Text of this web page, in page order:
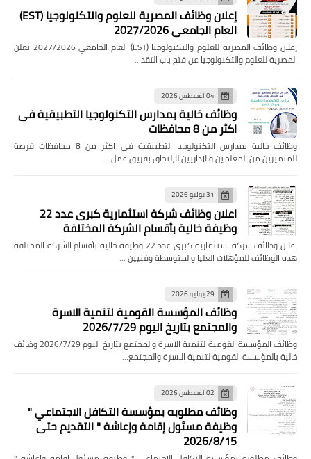
إعلان وظائف المصرية للعلوم والتكنولوجيا (EST)
العام الجامعي 2027/2026
إعلان وظائف المصرية للعلوم والتكنولوجيا (EST) العام الجامعي 2027/2026 تعلن
المصرية للعلوم والتكنولوجيا عن فتح باب التقد…
04 أغسطس 2026
وظائف خالية بمدارس التكنولوجيا التطبيقية فى
اكثر من 8 محافظات
وظائف خالية بمدارس التكنولوجيا التطبيقية فى اكثر من 8 محافظات فرصة
للمتميزين من المعلمين والإداريين للإلتحاق بفريق عمل …
31 يوليو 2026
اعلان وظائف شركة استثمارية كبرى عدد 22
وظيفة خالية بأقسام الشركة المختلفة
اعلان وظائف شركة استثمارية كبرى عدد 22 وظيفة خالية بأقسام الشركة المختلفة
هذه الوظائف للمؤهلات العليا والمتوسطة وفنيين …
29 يوليو 2026
وظائف المؤسسة القومية لتنمية الاسرة
والمجتمع بتاريخ اليوم 2026/7/29
وظائف المؤسسة القومية لتنمية الاسرة والمجتمع بتاريخ اليوم 2026/7/29 وظائف
خالية بالمؤسسة القومية لتنمية الاسرة والمجتمع…
02 أغسطس 2026
وظائف مطلوبه بمؤسسة التكافل الاجتماعي "
وظيفة مسئول إقامة وإعاشة " التقديم حتى
2026/8/15